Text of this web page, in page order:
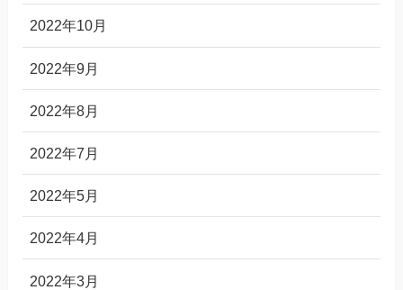
2022年10月
2022年9月
2022年8月
2022年7月
2022年5月
2022年4月
2022年3月